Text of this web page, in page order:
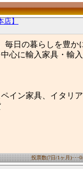
】
毎日の暮らしを豊か
心に輸入家具・輸
イン家具、イタリ
投票数(7日/1ヶ月)･･･